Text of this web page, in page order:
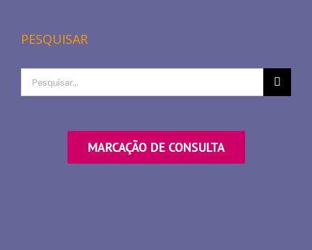
PESQUISAR
Procurar
por
MARCAÇÃO DE CONSULTA